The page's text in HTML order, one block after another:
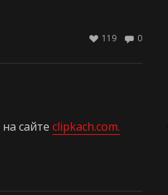
0
119
на сайте clipkach.com.